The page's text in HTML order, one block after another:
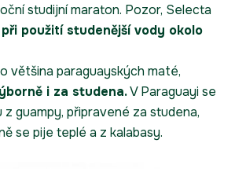
studijní maraton. Pozor, Selecta
při použití studenější vody okolo
většina paraguayských maté,
i za studena.V Paraguayi se
guampy, připravené za studena,
se pije teplé a z kalabasy.